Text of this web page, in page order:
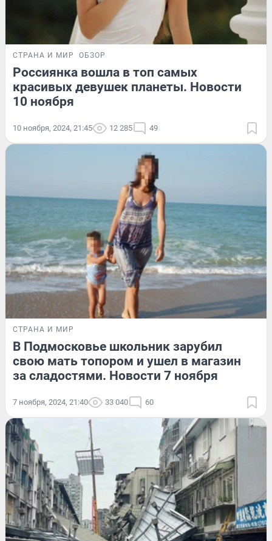
СТРАНА И МИР ОБЗОР
Россиянка вошла в топ самых
красивых девушек планеты. Новости
10 ноября
10 ноября, 2024, 21:45 12 285 49
СТРАНА И МИР
В Подмосковье школьник зарубил
свою мать топором и ушел в магазин
за сладостями. Новости 7 ноября
7 ноября, 2024, 21:40 33 040 60